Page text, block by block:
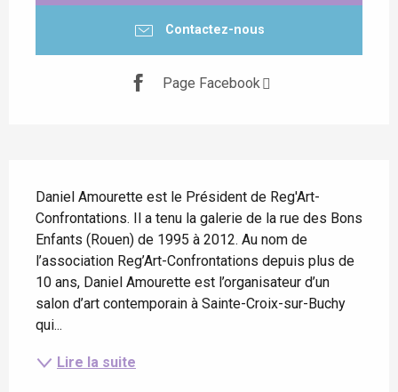
Contactez-nous
Page Facebook
Daniel Amourette est le Président de Reg'Art-
Confrontations. Il a tenu la galerie de la rue des Bons
Enfants (Rouen) de 1995 à 2012. Au nom de
l’association Reg’Art-Confrontations depuis plus de
10 ans, Daniel Amourette est l’organisateur d’un
salon d’art contemporain à Sainte-Croix-sur-Buchy
qui...
Lire la suite